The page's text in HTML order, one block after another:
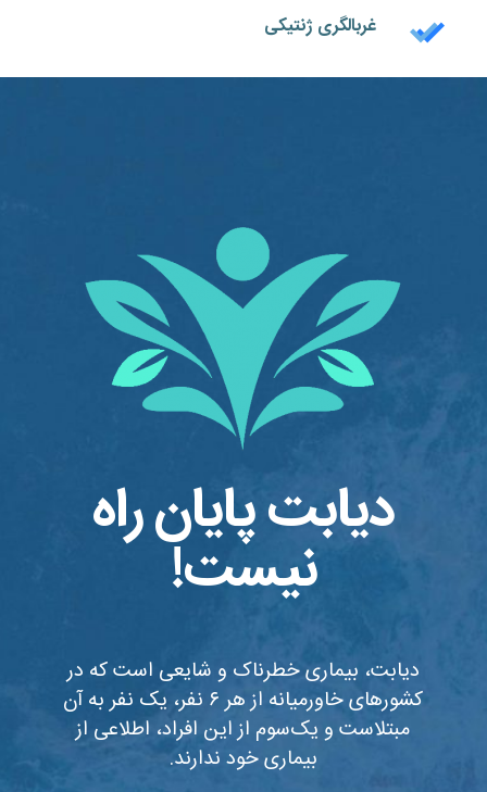
غربالگری ژنتیکی
دیابت پایان راه
نیست!
دیابت، بیماری خطرناک و شایعی است که در
کشورهای خاورمیانه از هر ۶ نفر، یک نفر به آن
مبتلاست و یک‌سوم از این افراد، اطلاعی از
بیماری خود ندارند.